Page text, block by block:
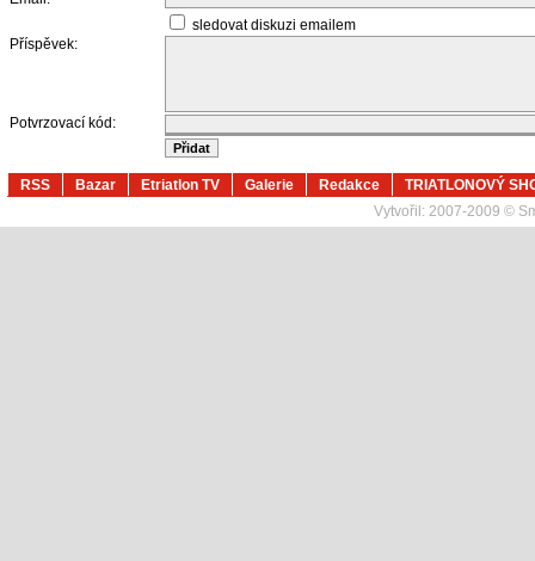
sledovat diskuzi emailem
Příspěvek:
Potvrzovací kód:
RSS Bazar Etriatlon TV Galerie Redakce
TRIATLONOVÝ
Vytvořil: 2007-2009 ©